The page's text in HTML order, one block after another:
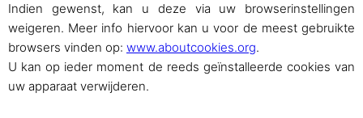
Indien gewenst, kan u deze via uw browserinstellingen
weigeren. Meer info hiervoor kan u voor de meest gebruikte
browsers vinden op: www.aboutcookies.org.
U kan op ieder moment de reeds geïnstalleerde cookies van
uw apparaat verwijderen.